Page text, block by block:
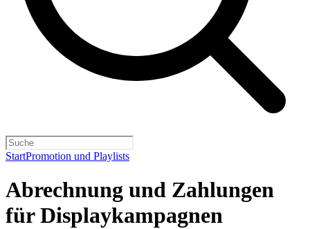
StartPromotion und Playlists
Abrechnung und Zahlungen
für Displaykampagnen